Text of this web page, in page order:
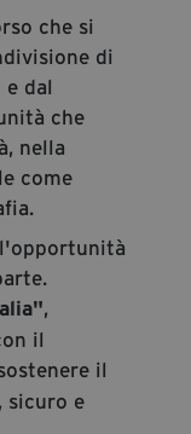
che si
di
dal
che
nella
come
,
il
il
sicuro e